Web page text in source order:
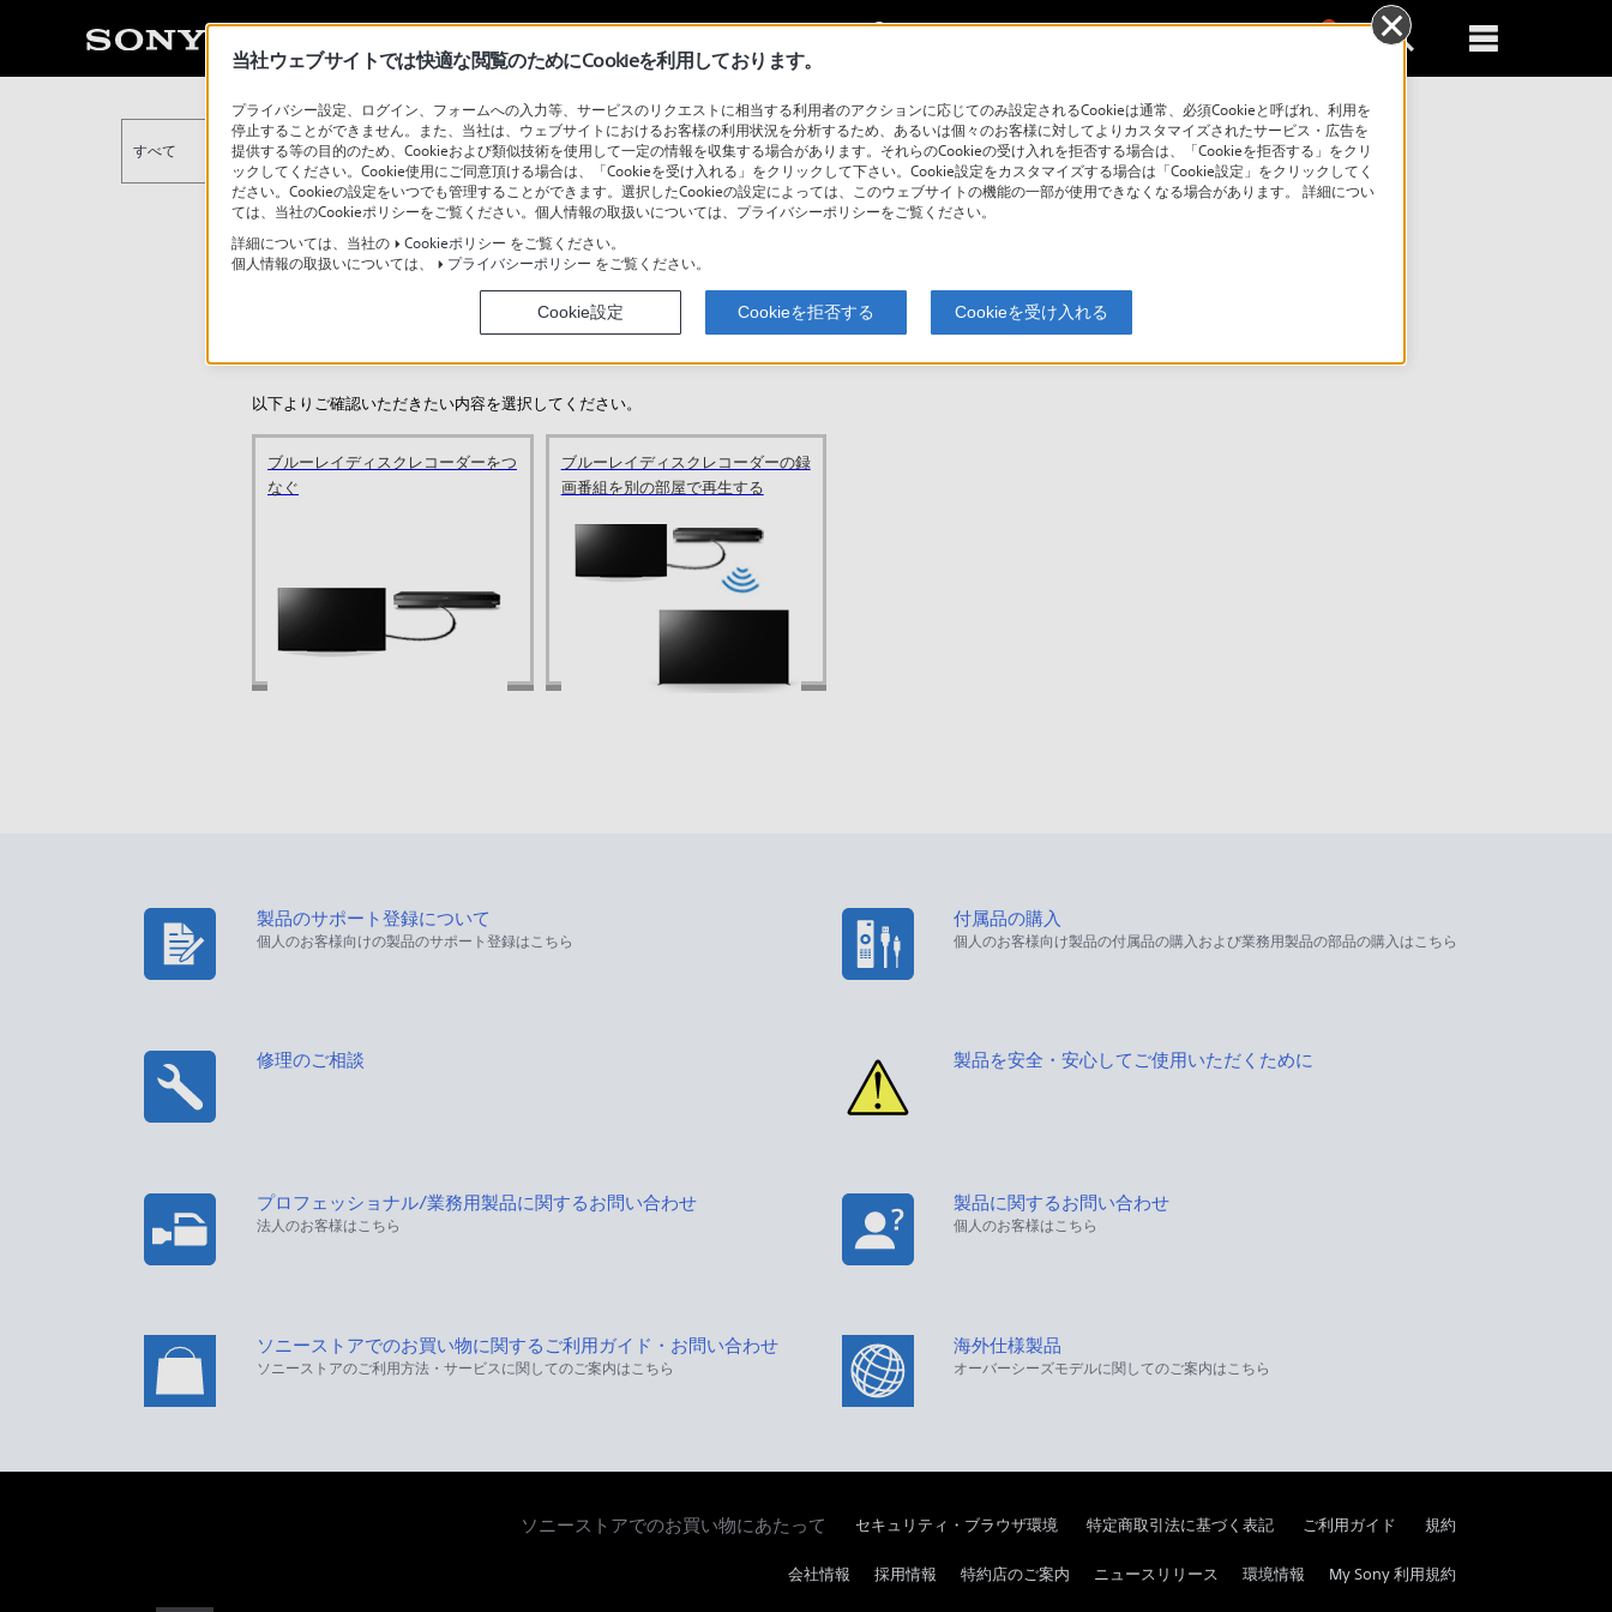
0
すべて 検索
ブラビアにブルーレイディスクレコーダーをつなぐ：
A9F/Z9F/A8F/X9000F/X8500F/X7500F
以下よりご確認いただきたい内容を選択してください。
ブルーレイディスクレコーダーをつ
なぐ
ブルーレイディスクレコーダーの録
画番組を別の部屋で再生する
製品のサポート登録について
個人のお客様向けの製品のサポート登録はこちら
付属品の購入
個人のお客様向け製品の付属品の購入および業務用製品の部品の購入はこちら
修理のご相談 製品を安全・安心してご使用いただくために
プロフェッショナル/業務用製品に関するお問い合わせ
法人のお客様はこちら
製品に関するお問い合わせ
個人のお客様はこちら
ソニーストアでのお買い物に関するご利用ガイド・お問い合わせ
ソニーストアのご利用方法・サービスに関してのご案内はこちら
海外仕様製品
オーバーシーズモデルに関してのご案内はこちら
ソニーストアでのお買い物にあたって セキュリティ・ブラウザ環境 特定商取引法に基づく表記 ご利用ガイド 規約
会社情報 採用情報 特約店のご案内 ニュースリリース 環境情報 My Sony 利用規約
当社ウェブサイトでは快適な閲覧のためにCookieを利用しております。
プライバシー設定、ログイン、フォームへの入力等、サービスのリクエストに相当する利用者のアクションに応じてのみ設定されるCookieは通常、必須Cookieと呼ばれ、利用を
停止することができません。また、当社は、ウェブサイトにおけるお客様の利用状況を分析するため、あるいは個々のお客様に対してよりカスタマイズされたサービス・広告を
提供する等の目的のため、Cookieおよび類似技術を使用して一定の情報を収集する場合があります。それらのCookieの受け入れを拒否する場合は、「Cookieを拒否する」をクリ
ックしてください。Cookie使用にご同意頂ける場合は、「Cookieを受け入れる」をクリックして下さい。Cookie設定をカスタマイズする場合は「Cookie設定」をクリックしてく
ださい。Cookieの設定をいつでも管理することができます。選択したCookieの設定によっては、このウェブサイトの機能の一部が使用できなくなる場合があります。 詳細につい
ては、当社のCookieポリシーをご覧ください。個人情報の取扱いについては、プライバシーポリシーをご覧ください。
詳細については、当社の
Cookieポリシー をご覧ください。
個人情報の取扱いについては、
プライバシーポリシー をご覧ください。
Cookie設定 Cookieを拒否する Cookieを受け入れる